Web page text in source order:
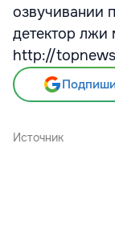
озвучивании
детектор лжи
http://
Источник